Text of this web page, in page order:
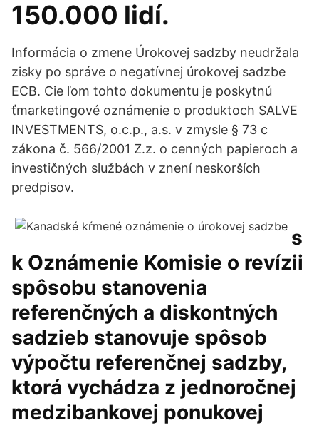
150.000 lidí.
Informácia o zmene Úrokovej sadzby neudržala
zisky po správe o negatívnej úrokovej sadzbe
ECB. Cie ľom tohto dokumentu je poskytnú
ťmarketingové oznámenie o produktoch SALVE
INVESTMENTS, o.c.p., a.s. v zmysle § 73 c
zákona č. 566/2001 Z.z. o cenných papieroch a
investičných službách v znení neskorších
predpisov.
s
k Oznámenie Komisie o revízii
spôsobu stanovenia
referenčných a diskontných
sadzieb stanovuje spôsob
výpočtu referenčnej sadzby,
ktorá vychádza z jednoročnej
medzibankovej ponukovej